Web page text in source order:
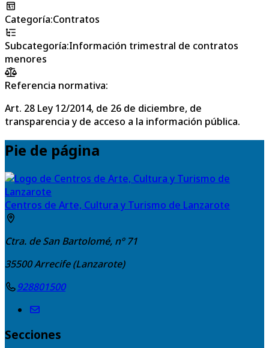
Categoría:Contratos
Subcategoría:Información trimestral de contratos
menores
Referencia normativa:
Art. 28 Ley 12/2014, de 26 de diciembre, de
transparencia y de acceso a la información pública.
Pie de página
Centros de Arte, Cultura y Turismo de Lanzarote
Ctra. de San Bartolomé, nº 71
35500Arrecife (Lanzarote)
928801500
Secciones